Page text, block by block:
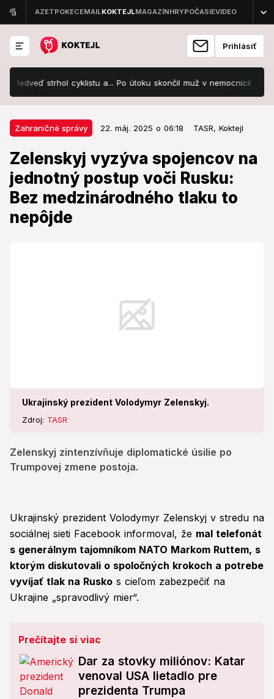
Prihlásiť
strhol cyklistu a... Po útoku skončil muž v nemocnici! Noga
Zahraničné správy 22. máj. 2025 o 06:18 TASR, Koktejl
Zelenskyj vyzýva spojencov na
jednotný postup voči Rusku:
Bez medzinárodného tlaku to
nepôjde
Ukrajinský prezident Volodymyr Zelenskyj.
Zdroj: TASR
Zelenskyj zintenzívňuje diplomatické úsilie po
Trumpovej zmene postoja.
Zahraničné správy 22. máj. 2025 o 06:18
Zelenskyj vyzýva spojencov na
jednotný postup voči Rusku: Bez
medzinárodného tlaku to nepôjde
Zelenskyj zintenzívňuje diplomatické úsilie po
Trumpovej zmene postoja.
Ukrajinský prezident Volodymyr Zelenskyj v stredu na
sociálnej sieti Facebook informoval, že mal telefonát
s generálnym tajomníkom NATO Markom Ruttem, s
ktorým diskutovali o spoločných krokoch a potrebe
vyvíjať tlak na Rusko s cieľom zabezpečiť na
Ukrajine „spravodlivý mier“.
Prečítajte si viac
Dar za stovky miliónov: Katar
venoval USA lietadlo pre
prezidenta Trumpa